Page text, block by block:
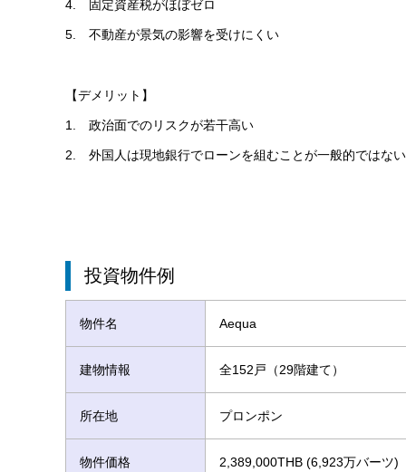
4. 固定資産税がほぼゼロ
5. 不動産が景気の影響を受けにくい
【デメリット】
1. 政治面でのリスクが若干高い
2. 外国人は現地銀行でローンを組むことが一般的ではない
投資物件例
物件名 Aequa
建物情報 全152戸（29階建て）
所在地 プロンポン
物件価格
2,389,000THB (6,923万バーツ)